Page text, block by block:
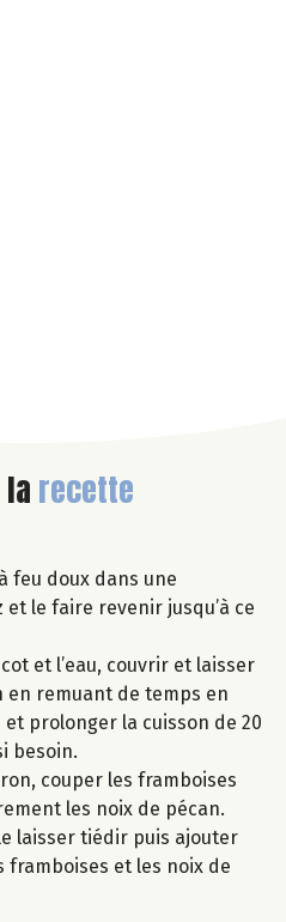
recette
feu doux dans une
le faire revenir jusqu’à ce
et l’eau, couvrir et laisser
en remuant de temps en
prolonger la cuisson de 20
besoin.
couper les framboises
les noix de pécan.
laisser tiédir puis ajouter
framboises et les noix de